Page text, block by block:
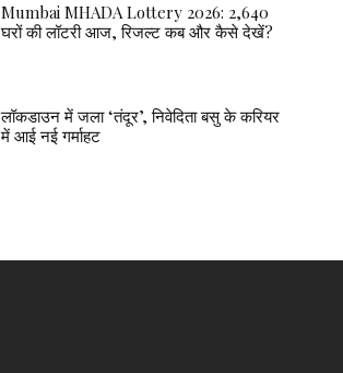
Mumbai MHADA Lottery 2026: 2,640
घरों की लॉटरी आज, रिजल्ट कब और कैसे देखें?
लॉकडाउन में जला ‘तंदूर’, निवेदिता बसु के करियर
में आई नई गर्माहट